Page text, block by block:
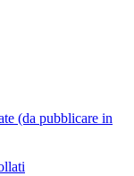
(da pubblicare in